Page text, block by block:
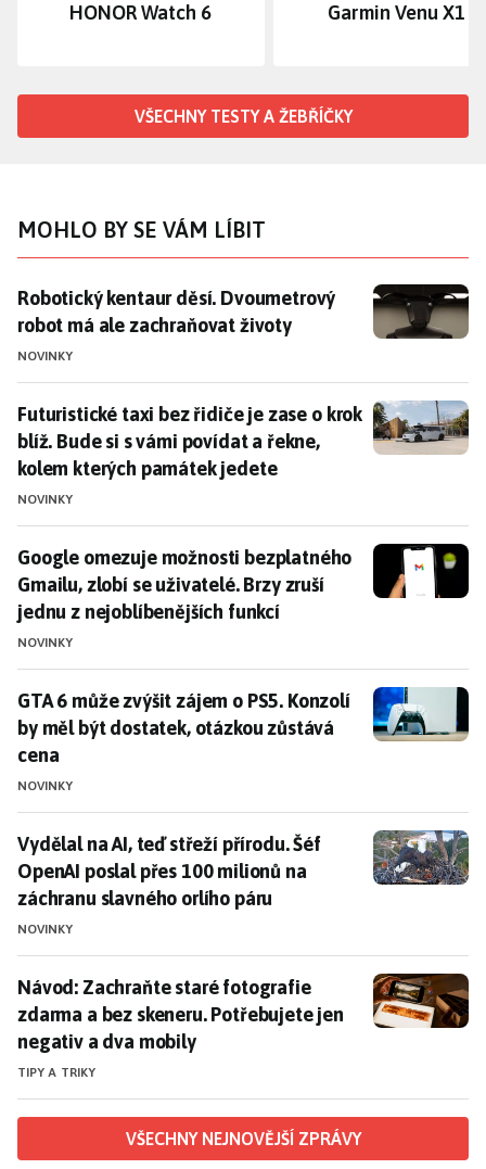
HONOR Watch 6 Garmin Venu X1
VŠECHNY TESTY A ŽEBŘÍČKY
MOHLO BY SE VÁM LÍBIT
Robotický kentaur děsí. Dvoumetrový robot má ale
Robotický kentaur děsí. Dvoumetrový
robot má ale zachraňovat životy
NOVINKY
Futuristické taxi bez řidiče je zase o krok blíž. Bude
Futuristické taxi bez řidiče je zase o krok
blíž. Bude si s vámi povídat a řekne,
kolem kterých památek jedete
NOVINKY
Google omezuje možnosti bezplatného Gmailu,
Google omezuje možnosti bezplatného
Gmailu, zlobí se uživatelé. Brzy zruší
jednu z nejoblíbenějších funkcí
NOVINKY
GTA 6 může zvýšit zájem o PS5. Konzolí by měl být
GTA 6 může zvýšit zájem o PS5. Konzolí
by měl být dostatek, otázkou zůstává
cena
NOVINKY
Vydělal na AI, teď střeží přírodu. Šéf OpenAI poslal
Vydělal na AI, teď střeží přírodu. Šéf
OpenAI poslal přes 100 milionů na
záchranu slavného orlího páru
NOVINKY
Návod: Zachraňte staré fotografie zdarma a bez
Návod: Zachraňte staré fotografie
zdarma a bez skeneru. Potřebujete jen
negativ a dva mobily
TIPY A TRIKY
VŠECHNY NEJNOVĚJŠÍ ZPRÁVY